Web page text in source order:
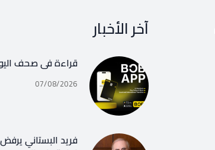
آخر الأخبار
قراءة في صحف
07/08/2026
فريد البستاني